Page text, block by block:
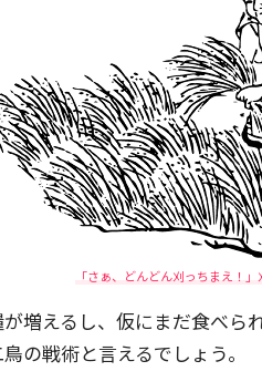
「さぁ、どんどん刈っちまえ！
増えるし、仮にまだ食べら
の戦術と言えるでしょう。